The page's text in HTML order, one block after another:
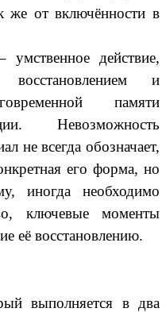
же от включённости в
действие,
и
памяти
Невозможность
не всегда обозначает,
его форма, но
иногда необходимо
ключевые моменты
её восстановлению.
выполняется в два